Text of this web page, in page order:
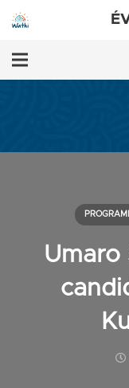
Umaro